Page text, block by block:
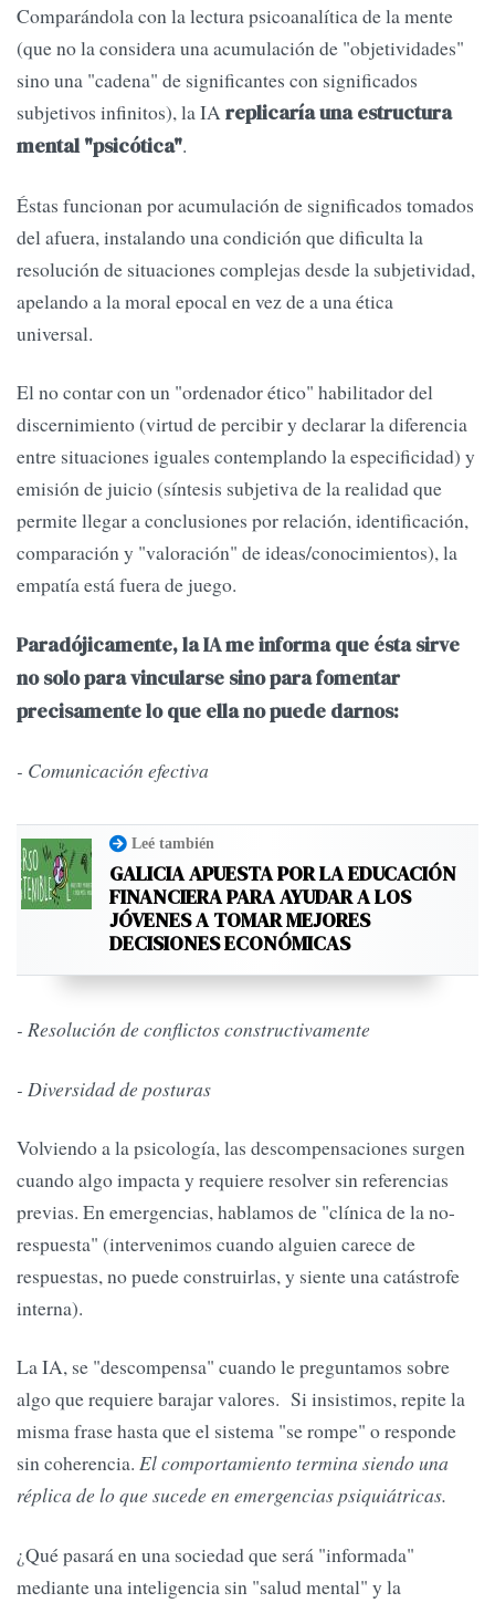
Comparándola con la lectura psicoanalítica de la mente
(que no la considera una acumulación de "objetividades"
sino una "cadena" de significantes con significados
subjetivos infinitos), la IAreplicaría una estructura
mental "psicótica".
Éstas funcionan por acumulación de significados tomados
del afuera, instalando una condición que dificulta la
resolución de situaciones complejas desde la subjetividad,
apelando a la moral epocal en vez de a una ética
universal.
El no contar con un "ordenador ético" habilitador del
discernimiento (virtud de percibir y declarar la diferencia
entre situaciones iguales contemplando la especificidad) y
emisión de juicio (síntesis subjetiva de la realidad que
permite llegar a conclusiones por relación, identificación,
comparación y "valoración" de ideas/conocimientos), la
empatía está fuera de juego.
Paradójicamente, la IA me informa que ésta sirve
no solo para vincularse sino para fomentar
precisamente lo que ella no puede darnos:
- Comunicación efectiva
Leé también
GALICIA APUESTA POR LA EDUCACIÓN
FINANCIERA PARA AYUDAR A LOS
JÓVENES A TOMAR MEJORES
DECISIONES ECONÓMICAS
- Resolución de conflictos constructivamente
- Diversidad de posturas
Volviendo a la psicología, las descompensaciones surgen
cuando algo impacta y requiere resolver sin referencias
previas. En emergencias, hablamos de "clínica de la no-
respuesta" (intervenimos cuando alguien carece de
respuestas, no puede construirlas, y siente una catástrofe
interna).
La IA, se "descompensa" cuando le preguntamos sobre
algo que requiere barajar valores. Si insistimos, repite la
misma frase hasta que el sistema "se rompe" o responde
sin coherencia. El comportamiento termina siendo una
réplica de lo que sucede en emergencias psiquiátricas.
¿Qué pasará en una sociedad que será "informada"
mediante una inteligencia sin "salud mental" y la